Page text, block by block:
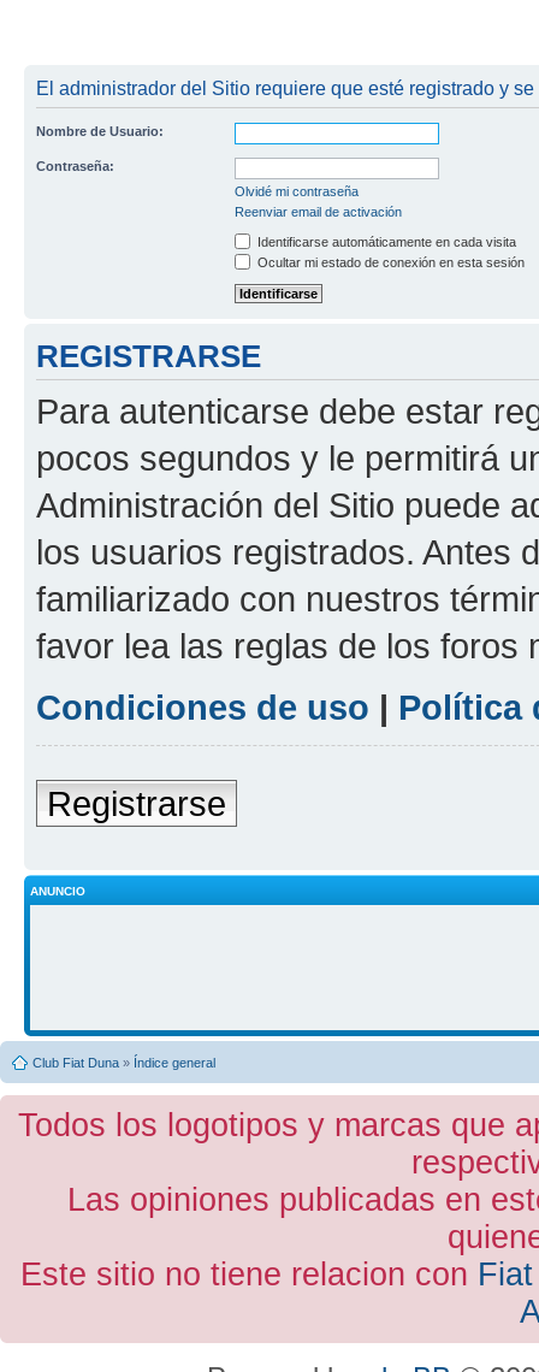
El administrador del Sitio requiere que esté registrado y
Nombre de Usuario:
Contraseña:
Olvidé mi contraseña
Reenviar email de activación
Identificarse automáticamente en cada visita
Ocultar mi estado de conexión en esta sesión
REGISTRARSE
Para autenticarse debe estar
pocos segundos y le permitirá
Administración del Sitio puede
los usuarios registrados. Antes
familiarizado con nuestros
favor lea las reglas de los foros
Condiciones de uso | Política
Registrarse
ANUNCIO
Club Fiat Duna » Índice general
Todos los logotipos y marcas que
Las opiniones publicadas en
Este sitio no tiene relacion con